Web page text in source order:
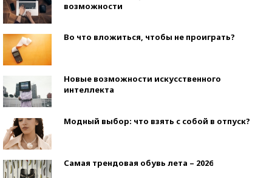
возможности
Во что вложиться, чтобы не проиграть?
Новые возможности искусственного
интеллекта
Модный выбор: что взять с собой в отпуск?
Самая трендовая обувь лета – 2026